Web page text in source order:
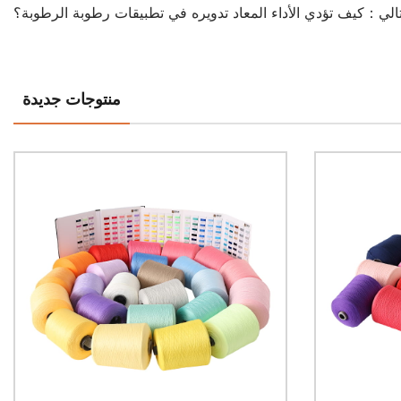
：كيف تؤدي الأداء المعاد تدويره في تطبيقات رطوبة الرطوبة؟
منتوجات جديدة